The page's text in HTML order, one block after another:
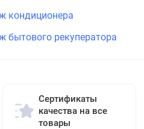
кондиционера
бытового рекуператора
Сертификаты
качества на все
товары